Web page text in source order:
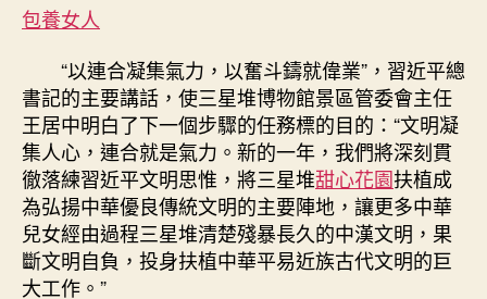
包養女人
“以連合凝集氣力，以奮斗鑄就偉業”，習近平總
書記的主要講話，使三星堆博物館景區管委會主任
王居中明白了下一個步驟的任務標的目的：“文明凝
集人心，連合就是氣力。新的一年，我們將深刻貫
徹落練習近平文明思惟，將三星堆甜心花園扶植成
為弘揚中華優良傳統文明的主要陣地，讓更多中華
兒女經由過程三星堆清楚殘暴長久的中漢文明，果
斷文明自負，投身扶植中華平易近族古代文明的巨
大工作。”